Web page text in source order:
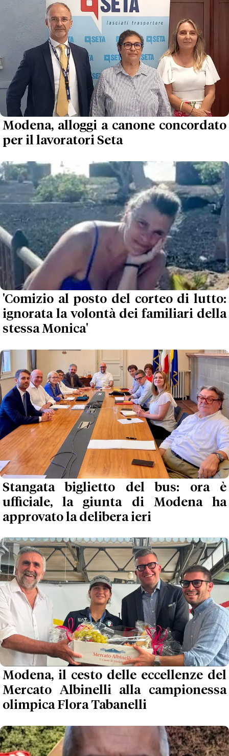
Modena, alloggi a canone concordato
per il lavoratori Seta
'Comizio al posto del corteo di lutto:
ignorata la volontà dei familiari della
stessa Monica'
Stangata biglietto del bus: ora è
ufficiale, la giunta di Modena ha
approvato la delibera ieri
Modena, il cesto delle eccellenze del
Mercato Albinelli alla campionessa
olimpica Flora Tabanelli